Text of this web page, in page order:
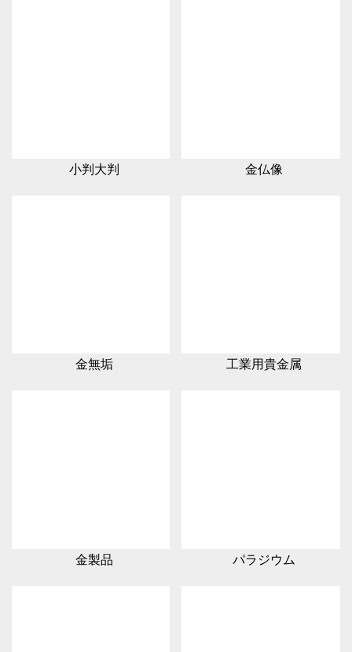
小判大判 金仏像
金無垢 工業用貴金属
金製品 パラジウム